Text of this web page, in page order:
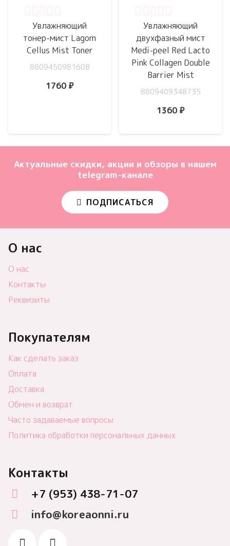
Увлажняющий
тонер-мист Lagom
Cellus Mist Toner
8809450981608
1760 ₽
Увлажняющий
двухфазный мист
Medi-peel Red Lacto
Pink Collagen Double
Barrier Mist
8809409348735
1360 ₽
Актуальные скидки, акции и обзоры в нашем
telegram-канале
ПОДПИСАТЬСЯ
О нас
О нас
Контакты
Реквизиты
Покупателям
Как сделать заказ
Оплата
Доставка
Обмен и возврат
Часто задаваемые вопросы
Политика обработки персональных данных
Контакты
+7 (953) 438-71-07
info@koreaonni.ru